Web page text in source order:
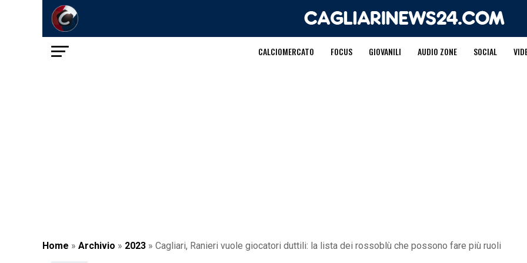
CALCIOMERCATO FOCUS GIOVANILI AUDIO ZONE SOCIAL
Home » Archivio » 2023 » Cagliari, Ranieri vuole giocatori duttili: la lista dei rossoblù che possono fare più ruoli